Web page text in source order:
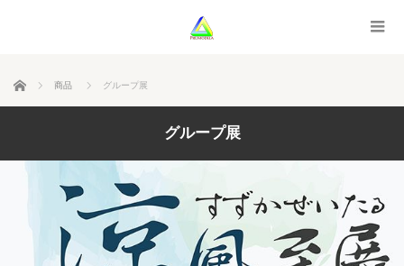
ホーム 商品 グループ展
グループ展